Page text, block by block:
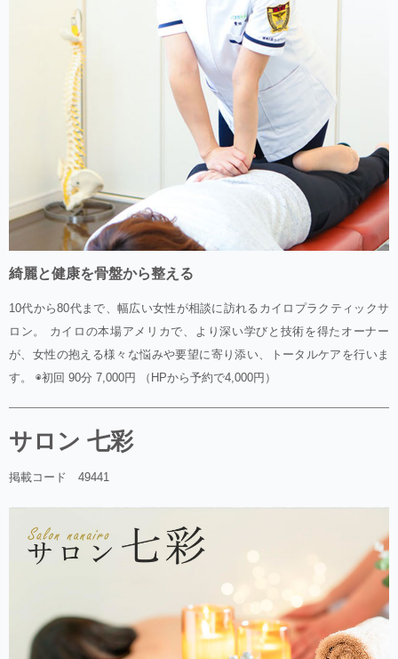
綺麗と健康を骨盤から整える
10代から80代まで、幅広い女性が相談に訪れるカイロプラクティックサ
ロン。 カイロの本場アメリカで、より深い学びと技術を得たオーナー
が、女性の抱える様々な悩みや要望に寄り添い、トータルケアを行いま
す。 ◉初回 90分 7,000円 （HPから予約で4,000円）
サロン 七彩
掲載コード 49441